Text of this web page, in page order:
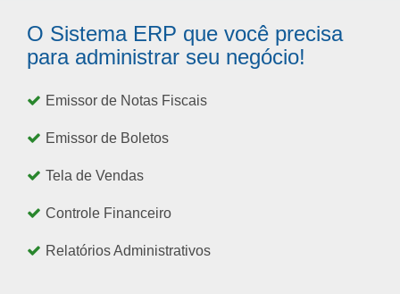
O Sistema ERP que você precisa
para administrar seu negócio!
Emissor de Notas Fiscais
Emissor de Boletos
Tela de Vendas
Controle Financeiro
Relatórios Administrativos